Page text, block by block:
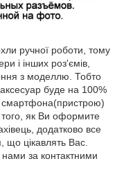
ручної роботи, тому
і інших роз'ємів,
з моделлю. Тобто
буде на 100%
смартфона(пристрою)
того, як Ви оформите
додатково все
що цікавлять Вас.
за контактними